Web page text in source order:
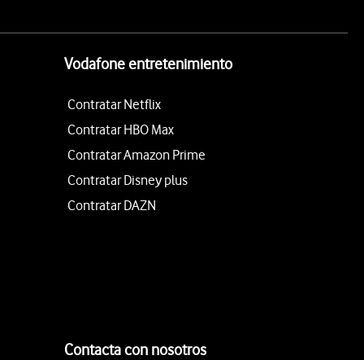
Vodafone entretenimiento
Contratar Netflix
Contratar HBO Max
Contratar Amazon Prime
Contratar Disney plus
Contratar DAZN
Contacta con nosotros